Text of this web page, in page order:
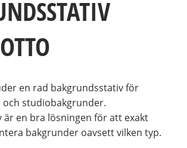
en rad bakgrundsstativ för
studiobakgrunder.
är en bra lösningen för att exakt
bakgrunder oavsett vilken typ.